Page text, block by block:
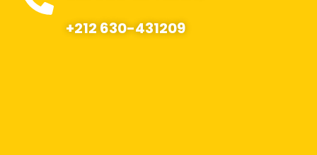
+212 630-431209